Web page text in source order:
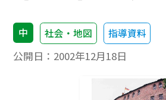
中 社会・地図 指導資料
公開日： 2002年12月18日